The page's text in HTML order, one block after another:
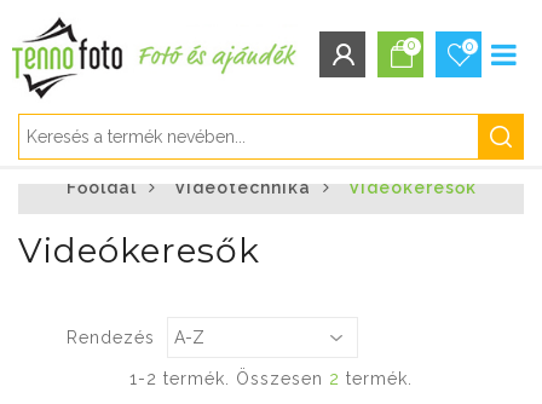
Bejelentkezés
Elfelejtett jelszó
0 0
Főoldal Videótechnika Videókeresők
Videókeresők
Rendezés
1-2 termék. Összesen 2 termék.